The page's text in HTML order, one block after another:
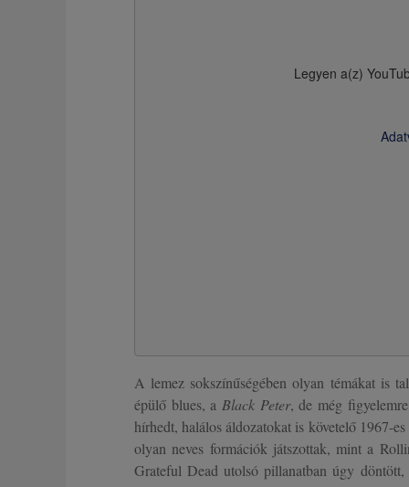
Legyen a(z)
A lemez sokszínűségében olyan témákat is
épülő blues, a Black Peter, de még
hírhedt, halálos áldozatokat is követelő 1967-
olyan neves formációk játszottak, mint a
Grateful Dead utolsó pillanatban úgy